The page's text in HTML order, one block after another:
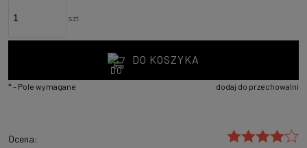
szt.
DO KOSZYKA
dodaj do przechowalni
*- Pole wymagane
Ocena: